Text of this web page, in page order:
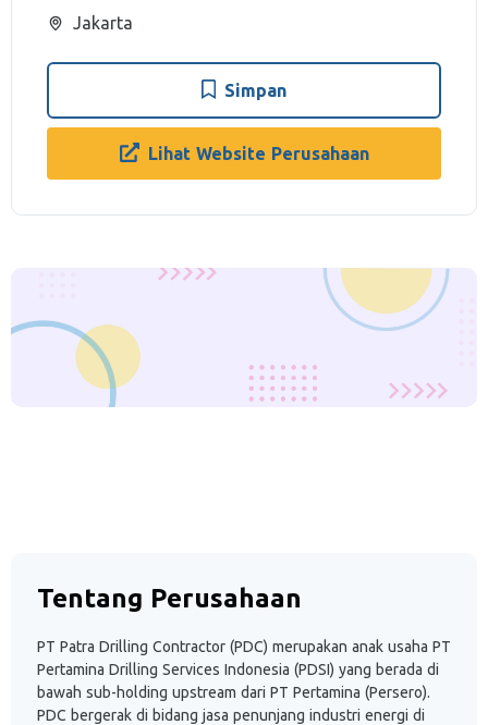
Jakarta
Simpan
Lihat Website Perusahaan
Tentang Perusahaan
PT Patra Drilling Contractor (PDC) merupakan anak usaha PT
Pertamina Drilling Services Indonesia (PDSI) yang berada di
bawah sub-holding upstream dari PT Pertamina (Persero).
PDC bergerak di bidang jasa penunjang industri energi di